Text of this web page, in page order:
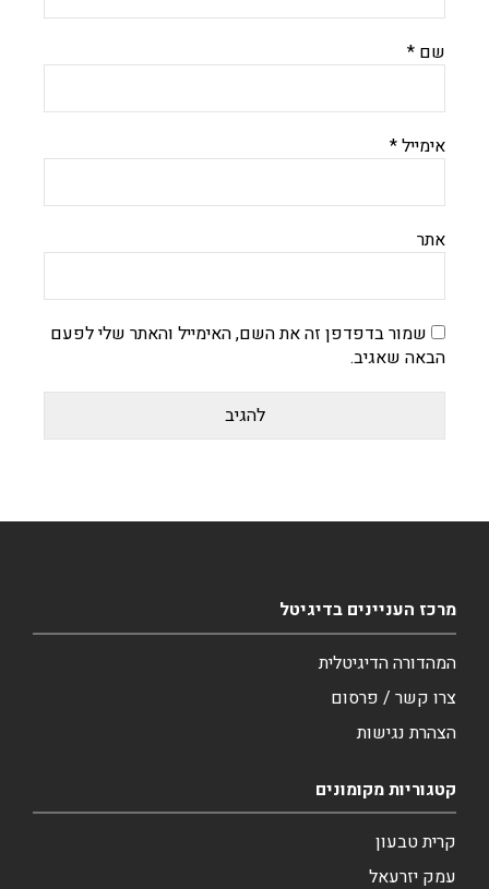
שם *
אימייל*
אתר
שמור בדפדפן זה את השם, האימייל והאתר שלי לפעם
הבאה שאגיב.
מרכז העניינים בדיגיטל
המהדורה הדיגיטלית
צרו קשר / פרסום
הצהרת נגישות
קטגוריות מקומונים
קרית טבעון
עמק יזרעאל